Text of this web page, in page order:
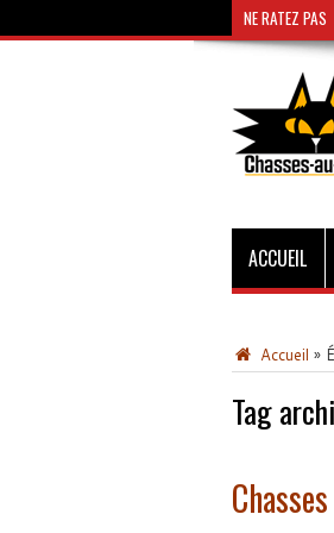
NE RATEZ PAS
ACCUEIL
Accueil »
Tag